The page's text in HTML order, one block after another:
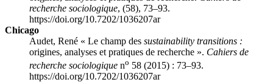
recherche sociologique, (58), 73–93.
https://doi.org/10.7202/1036207ar
Chicago
Audet, René « Le champ des sustainability transitions :
origines, analyses et pratiques de recherche ». Cahiers de
recherche sociologique no 58 (2015) : 73–93.
https://doi.org/10.7202/1036207ar